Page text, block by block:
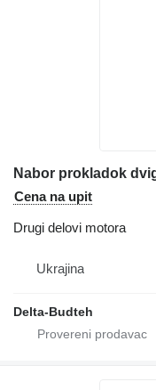
Cena na upit
Drugi delovi motora
Ukrajina
Delta-Budteh